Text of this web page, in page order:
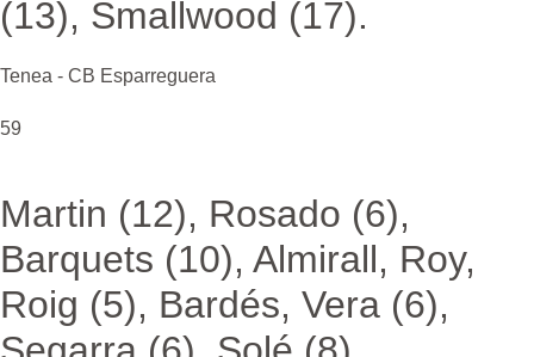
(13), Smallwood (17).
Tenea - CB Esparreguera
59
Martin (12), Rosado (6),
Barquets (10), Almirall, Roy,
Roig (5), Bardés, Vera (6),